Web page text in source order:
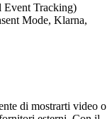
Event Tracking)
Mode, Klarna,
di mostrarti video o